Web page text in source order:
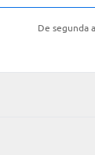
De segunda